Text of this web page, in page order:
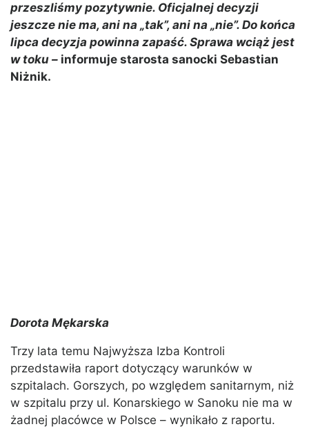
przeszliśmy pozytywnie. Oficjalnej decyzji
jeszcze nie ma, ani na „tak”, ani na „nie”. Do końca
lipca decyzja powinna zapaść. Sprawa wciąż jest
w toku – informuje starosta sanocki Sebastian
Niżnik.
Dorota Mękarska
Trzy lata temu Najwyższa Izba Kontroli
przedstawiła raport dotyczący warunków w
szpitalach. Gorszych, po względem sanitarnym, niż
w szpitalu przy ul. Konarskiego w Sanoku nie ma w
żadnej placówce w Polsce – wynikało z raportu.